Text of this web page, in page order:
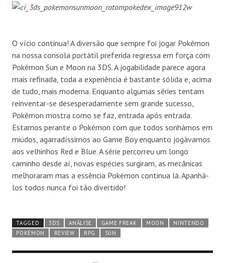
O vício continua! A diversão que sempre foi jogar Pokémon
na nossa consola portátil preferida regressa em força com
Pokémon Sun e Moon na 3DS. A jogabilidade parece agora
mais refinada, toda a experiência é bastante sólida e, acima
de tudo, mais moderna. Enquanto algumas séries tentam
reinventar-se desesperadamente sem grande sucesso,
Pokémon mostra como se faz, entrada após entrada.
Estamos perante o Pokémon com que todos sonhámos em
miúdos, agarradíssimos ao Game Boy enquanto jogávamos
aos velhinhos Red e Blue. A série percorreu um longo
caminho desde aí, novas espécies surgiram, as mecânicas
melhoraram mas a essência Pokémon continua lá. Apanhá-
los todos nunca foi tão divertido!
TAGGED 3DS ANÁLISE GAME FREAK MOON
NINTENDO
POKÉMON
REVIEW RPG SUN